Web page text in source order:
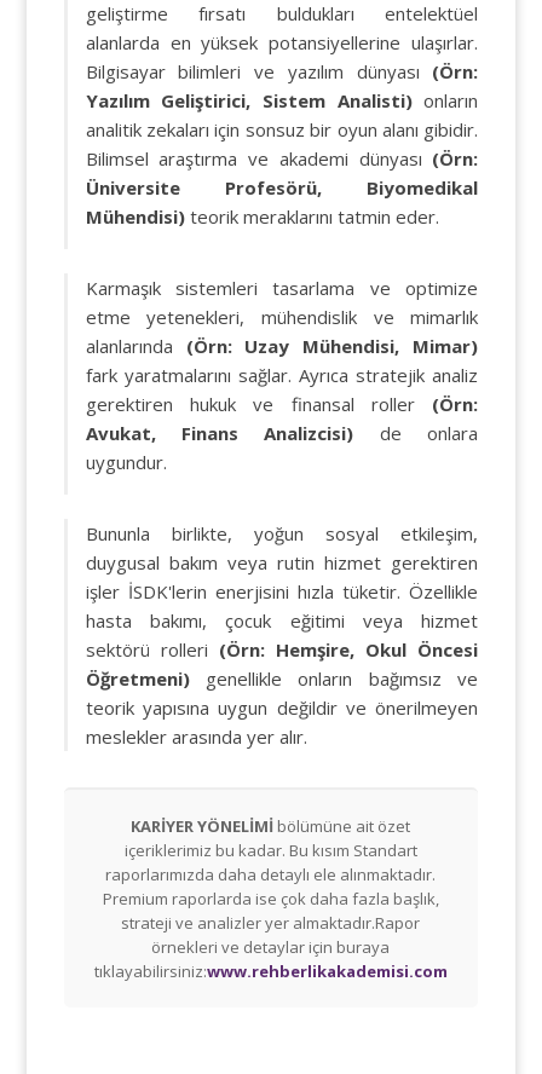
geliştirme fırsatı buldukları entelektüel
alanlarda en yüksek potansiyellerine ulaşırlar.
Bilgisayar bilimleri ve yazılım dünyası (Örn:
Yazılım Geliştirici, Sistem Analisti)onların
analitik zekaları için sonsuz bir oyun alanı gibidir.
Bilimsel araştırma ve akademi dünyası (Örn:
Üniversite Profesörü, Biyomedikal
Mühendisi)teorik meraklarını tatmin eder.
Karmaşık sistemleri tasarlama ve optimize
etme yetenekleri, mühendislik ve mimarlık
alanlarında (Örn: Uzay Mühendisi, Mimar)
fark yaratmalarını sağlar. Ayrıca stratejik analiz
gerektiren hukuk ve finansal roller (Örn:
Avukat, Finans Analizcisi) de onlara
uygundur.
Bununla birlikte, yoğun sosyal etkileşim,
duygusal bakım veya rutin hizmet gerektiren
işler İSDK'lerin enerjisini hızla tüketir. Özellikle
hasta bakımı, çocuk eğitimi veya hizmet
sektörü rolleri (Örn: Hemşire, Okul Öncesi
Öğretmeni)genellikle onların bağımsız ve
teorik yapısına uygun değildir ve önerilmeyen
meslekler arasında yer alır.
KARİYER YÖNELİMİ bölümüne ait özet
içeriklerimiz bu kadar. Bu kısım Standart
raporlarımızda daha detaylı ele alınmaktadır.
Premium raporlarda ise çok daha fazla başlık,
strateji ve analizler yer almaktadır.Rapor
örnekleri ve detaylar için buraya
tıklayabilirsiniz:www.rehberlikakademisi.com